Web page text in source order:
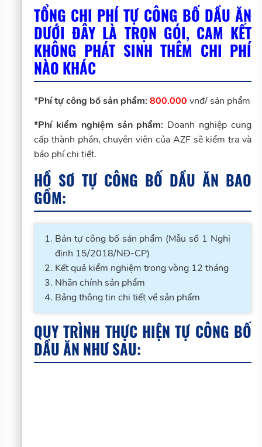
TỔNG CHI PHÍ TỰ CÔNG BỐ DẦU ĂN
DƯỚI ĐÂY LÀ TRỌN GÓI, CAM KẾT
KHÔNG PHÁT SINH THÊM CHI PHÍ
NÀO KHÁC
*Phí tự công bố sản phẩm: 800.000 vnđ/ sản phẩm
*Phí kiểm nghiệm sản phẩm: Doanh nghiệp cung
cấp thành phần, chuyên viên của AZF sẽ kiểm tra và
báo phí chi tiết.
HỒ SƠ TỰ CÔNG BỐ DẦU ĂN BAO
GỒM:
Bản tự công bố sản phẩm (Mẫu số 1 Nghị
định 15/2018/NĐ-CP)
Kết quả kiểm nghiệm trong vòng 12 tháng
Nhãn chính sản phẩm
Bảng thông tin chi tiết về sản phẩm
QUY TRÌNH THỰC HIỆN TỰ CÔNG BỐ
DẦU ĂN NHƯ SAU: